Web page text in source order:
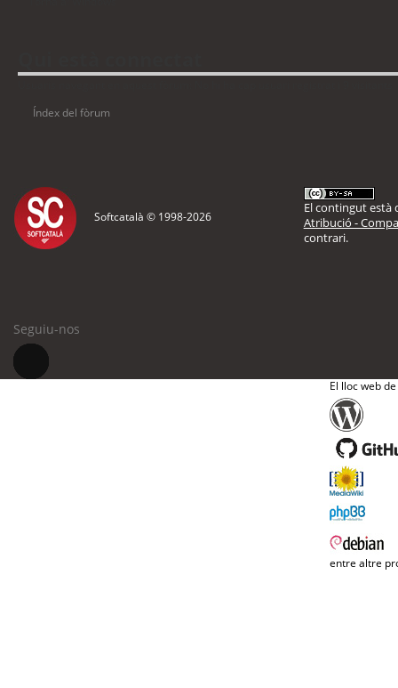
Índex del fòrum
Softcatalà © 1998-2026
El contingut està
Atribució -
contrari.
Seguiu-nos
El lloc web
entre altre